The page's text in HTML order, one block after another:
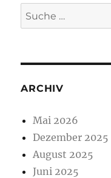
Suche
nach:
ARCHIV
Mai 2026
Dezember 2025
August 2025
Juni 2025